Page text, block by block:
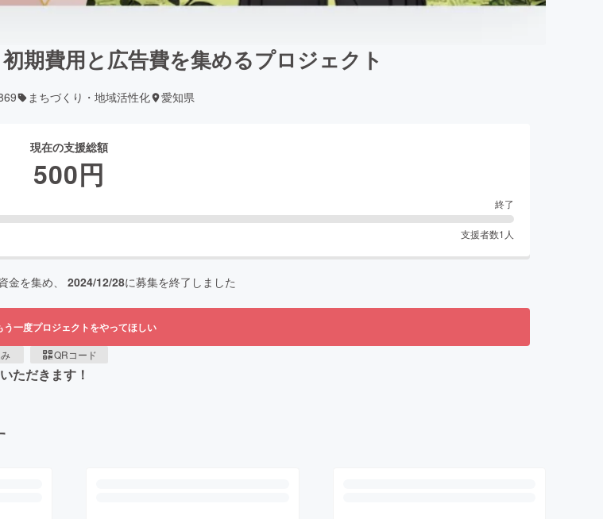
期費用と広告費を集めるプロジェクト
まちづくり・地域活性化 愛知県
現在の支援総額
500円
終了
支援者数1 人
金を集め、 2024/12/28に募集を終了しました
う一度プロジェクトをやってほしい
QRコード
ただきます！